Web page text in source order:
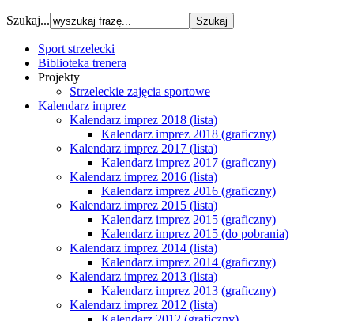
Szukaj...
Sport strzelecki
Biblioteka trenera
Projekty
Strzeleckie zajęcia sportowe
Kalendarz imprez
Kalendarz imprez 2018 (lista)
Kalendarz imprez 2018 (graficzny)
Kalendarz imprez 2017 (lista)
Kalendarz imprez 2017 (graficzny)
Kalendarz imprez 2016 (lista)
Kalendarz imprez 2016 (graficzny)
Kalendarz imprez 2015 (lista)
Kalendarz imprez 2015 (graficzny)
Kalendarz imprez 2015 (do pobrania)
Kalendarz imprez 2014 (lista)
Kalendarz imprez 2014 (graficzny)
Kalendarz imprez 2013 (lista)
Kalendarz imprez 2013 (graficzny)
Kalendarz imprez 2012 (lista)